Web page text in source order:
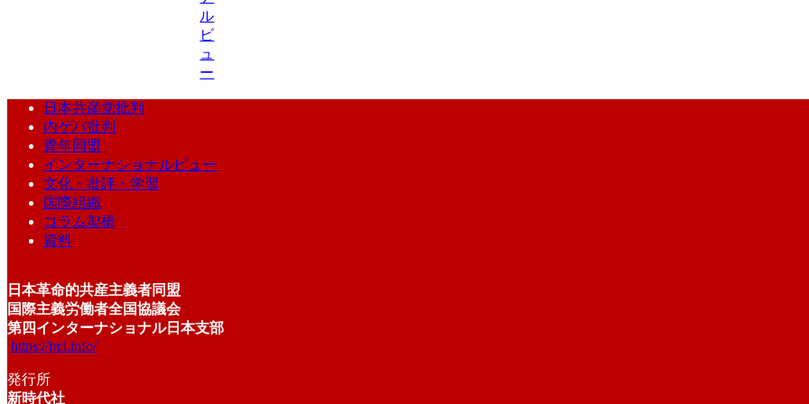
ル
ビ
ュ
ー
日本共産党批判
内ゲバ批判
青年同盟
インターナショナルビュー
文化・批評・学習
国際組織
コラム架橋
資料
日本革命的共産主義者同盟
国際主義労働者全国協議会
第四インターナショナル日本支部
https://jrcl.info/
発行所
新時代社